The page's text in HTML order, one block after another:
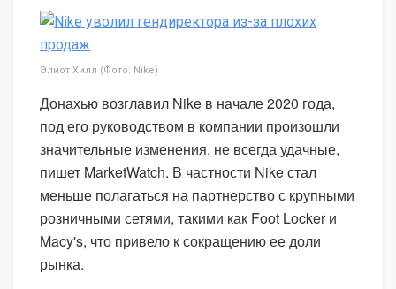
Элиот Хилл (Фото: Nike)
Донахью возглавил Nike в начале 2020 года,
под его руководством в компании произошли
значительные изменения, не всегда удачные,
пишет MarketWatch. В частности Nike стал
меньше полагаться на партнерство с крупными
розничными сетями, такими как Foot Locker и
Macy's, что привело к сокращению ее доли
рынка.